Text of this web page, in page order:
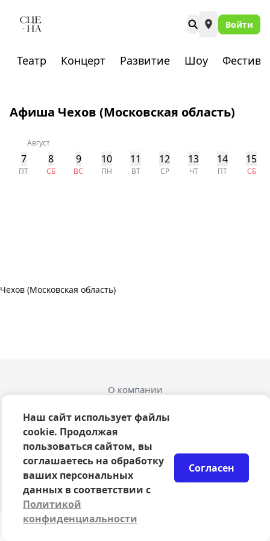
Войти
Театр Концерт Развитие Шоу
Афиша Чехов (Московская область)
Август
7
ПТ
8
СБ
9
ВС
10
ПН
11
ВТ
12
СР
13
ЧТ
14
ПТ
15
СБ
Чехов (Московская область)
О компании
Политика конфиденциальности
Согласие на обработку персональных данных
Правила возврата билетов
Возврат билетов
Организаторам
© 2024-2026 ООО Сцена
Наш сайт использует файлы
cookie. Продолжая
пользоваться сайтом, вы
соглашаетесь на обработку
ваших персональных
данных в соответствии с
Политикой
конфиденциальности
Согласен